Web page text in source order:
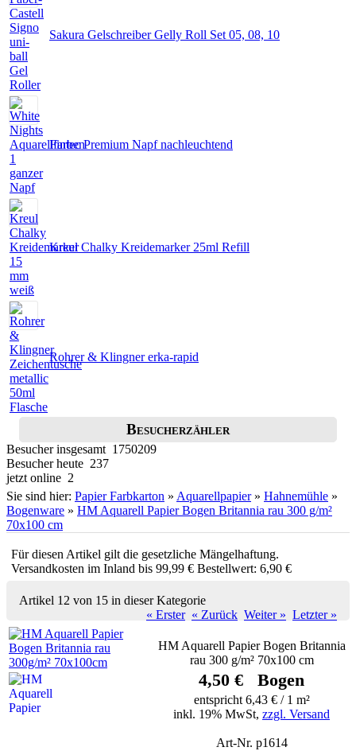
Sakura Gelschreiber Gelly Roll Set 05, 08, 10
Fintec Premium Napf nachleuchtend
Kreul Chalky Kreidemarker 25ml Refill
Rohrer & Klingner erka-rapid
Besucherzähler
Besucher insgesamt 1750209
Besucher heute 237
jetzt online 2
Sie sind hier: Papier Farbkarton » Aquarellpapier» Hahnemühle »
Bogenware » HM Aquarell Papier Bogen Britannia rau 300 g/m²
70x100 cm
Für diesen Artikel gilt die gesetzliche Mängelhaftung.
Versandkosten im Inland bis 99,99 € Bestellwert: 6,90 €
Artikel 12 von 15 in dieser Kategorie
« Erster « Zurück Weiter » Letzter »
HM Aquarell Papier Bogen Britannia
rau 300 g/m² 70x100 cm
4,50 € Bogen
entspricht 6,43 € / 1 m²
inkl. 19% MwSt, zzgl. Versand
Art-Nr. p1614